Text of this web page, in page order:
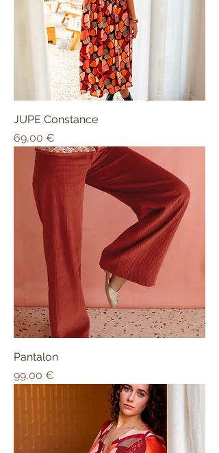
JUPE Constance
Prix
69,00 €
Pantalon
Prix
99,00 €